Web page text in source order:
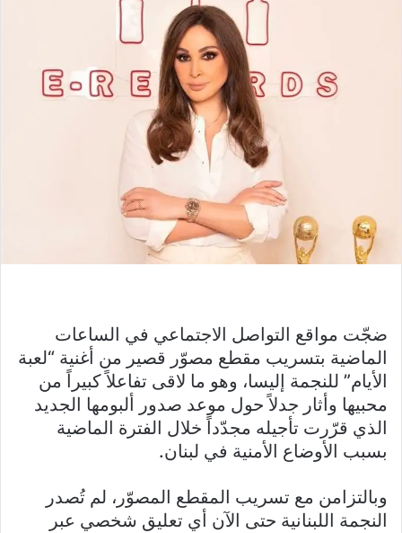
ضجّت مواقع التواصل الاجتماعي في الساعات
الماضية بتسريب مقطع مصوّر قصير من أغنية “لعبة
الأيام” للنجمة إليسا، وهو ما لاقى تفاعلاً كبيراً من
محبيها وأثار جدلاً حول موعد صدور ألبومها الجديد
الذي قرّرت تأجيله مجدّداً خلال الفترة الماضية
بسبب الأوضاع الأمنية في لبنان.
وبالتزامن مع تسريب المقطع المصوّر، لم تُصدر
النجمة اللبنانية حتى الآن أي تعليق شخصي عبر